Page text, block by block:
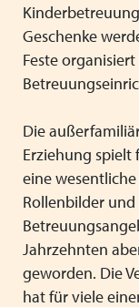
Geschenke
Feste
Die
Erziehung spielt
eine
Rollenbilder
Jahrzehnten
geworden. Die
hat für viele